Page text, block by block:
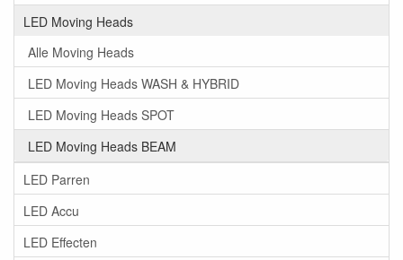
LED Moving Heads
Alle Moving Heads
LED Moving Heads WASH & HYBRID
LED Moving Heads SPOT
LED Moving Heads BEAM
LED Parren
LED Accu
LED Effecten